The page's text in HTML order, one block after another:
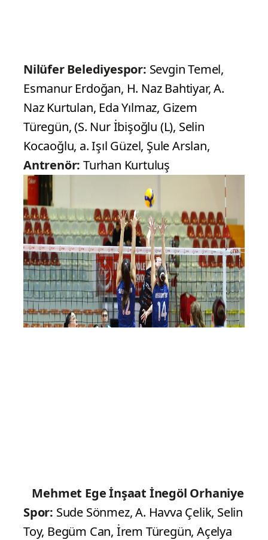
Nilüfer Belediyespor: Sevgin Temel,
Esmanur Erdoğan, H. Naz Bahtiyar, A.
Naz Kurtulan, Eda Yılmaz, Gizem
Türegün, (S. Nur İbişoğlu (L), Selin
Kocaoğlu, a. Işıl Güzel, Şule Arslan,
Antrenör: Turhan Kurtuluş
Mehmet Ege İnşaat İnegöl Orhaniye
Spor: Sude Sönmez, A. Havva Çelik, Selin
Toy, Begüm Can, İrem Türegün, Açelya